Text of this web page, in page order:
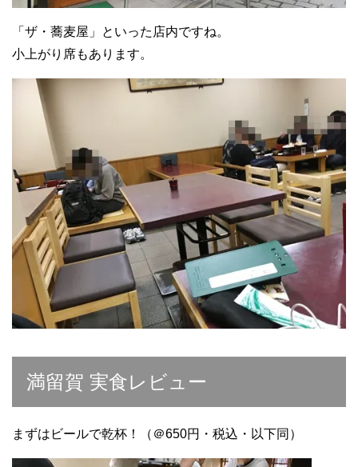
「ザ・蕎麦屋」といった店内ですね。
小上がり席もあります。
満留賀 実食レビュー
まずはビールで乾杯！（＠650円・税込・以下同）